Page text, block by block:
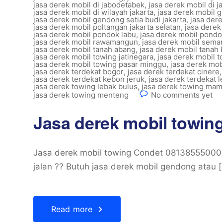
jasa derek mobil di jabodetabek, jasa derek mobil di
jasa derek mobil di wilayah jakarta, jasa derek mobil
jasa derek mobil gendong setia budi jakarta, jasa
jasa derek mobil poltangan jakarta selatan, jasa
jasa derek mobil pondok labu, jasa derek mobil
jasa derek mobil rawamangun,jasa derek mobil
jasa derek mobil tanah abang,jasa derek mobil tanah
jasa derek mobil towing jatinegara, jasa derek mobil
jasa derek mobil towing pasar minggu, jasa derek
jasa derek terdekat bogor, jasa derek terdekat cinere,
jasa derek terdekat kebon jeruk, jasa derek terdekat
jasa derek towing lebak bulus, jasa derek towing
jasa derek towing menteng
No comments yet
Jasa derek mobil
Jasa derek mobil towing Condet
jalan ?? Butuh jasa derek mobil gendong atau
Read more